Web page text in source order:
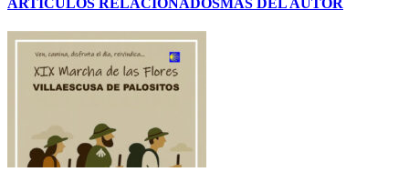
ARTÍCULOS RELACIONADOSMÁS DEL AUTOR